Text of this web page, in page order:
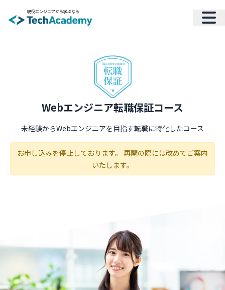
現役エンジニアから学ぶなら
Webエンジニア転職保証コース
未経験からWebエンジニアを目指す転職に特化したコース
お申し込みを停止しております。 再開の際には改めてご案内
いたします。